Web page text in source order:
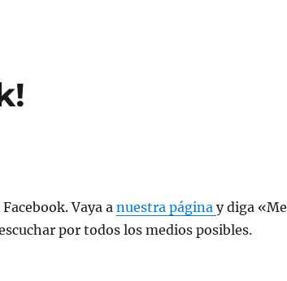
Vaya a nuestra página y diga «Me
por todos los medios posibles.